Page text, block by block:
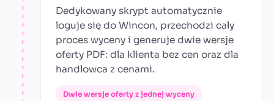
Dedykowany skrypt automatycznie
loguje się do Wincon, przechodzi cały
proces wyceny i generuje dwie wersje
oferty PDF: dla klienta bez cen oraz dla
handlowca z cenami.
Dwie wersje oferty z jednej wyceny